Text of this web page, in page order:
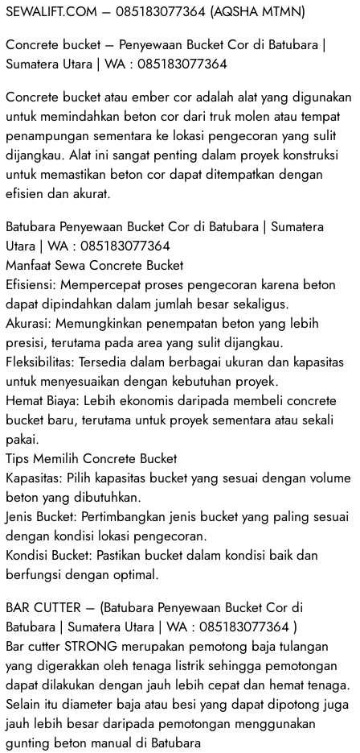
SEWALIFT.COM – 085183077364 (AQSHA MTMN)
Concrete bucket – Penyewaan Bucket Cor di Batubara |
Sumatera Utara | WA : 085183077364
Concrete bucket atau ember cor adalah alat yang digunakan
untuk memindahkan beton cor dari truk molen atau tempat
penampungan sementara ke lokasi pengecoran yang sulit
dijangkau. Alat ini sangat penting dalam proyek konstruksi
untuk memastikan beton cor dapat ditempatkan dengan
efisien dan akurat.
Batubara Penyewaan Bucket Cor di Batubara | Sumatera
Utara | WA : 085183077364
Manfaat Sewa Concrete Bucket
Efisiensi: Mempercepat proses pengecoran karena beton
dapat dipindahkan dalam jumlah besar sekaligus.
Akurasi: Memungkinkan penempatan beton yang lebih
presisi, terutama pada area yang sulit dijangkau.
Fleksibilitas: Tersedia dalam berbagai ukuran dan kapasitas
untuk menyesuaikan dengan kebutuhan proyek.
Hemat Biaya: Lebih ekonomis daripada membeli concrete
bucket baru, terutama untuk proyek sementara atau sekali
pakai.
Tips Memilih Concrete Bucket
Kapasitas: Pilih kapasitas bucket yang sesuai dengan volume
beton yang dibutuhkan.
Jenis Bucket: Pertimbangkan jenis bucket yang paling sesuai
dengan kondisi lokasi pengecoran.
Kondisi Bucket: Pastikan bucket dalam kondisi baik dan
berfungsi dengan optimal.
BAR CUTTER – (Batubara Penyewaan Bucket Cor di
Batubara | Sumatera Utara | WA : 085183077364 )
Bar cutter STRONG merupakan pemotong baja tulangan
yang digerakkan oleh tenaga listrik sehingga pemotongan
dapat dilakukan dengan jauh lebih cepat dan hemat tenaga.
Selain itu diameter baja atau besi yang dapat dipotong juga
jauh lebih besar daripada pemotongan menggunakan
gunting beton manual di Batubara